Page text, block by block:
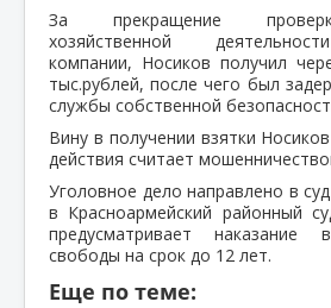
За прекращение
хозяйственной
компании, Носиков получил
тыс.рублей, после чего был
службы собственной
Вину в получении взятки
действия считает
Уголовное дело направлено в
в Красноармейский районный
предусматривает
свободы на срок до 12 лет.
Еще по теме: